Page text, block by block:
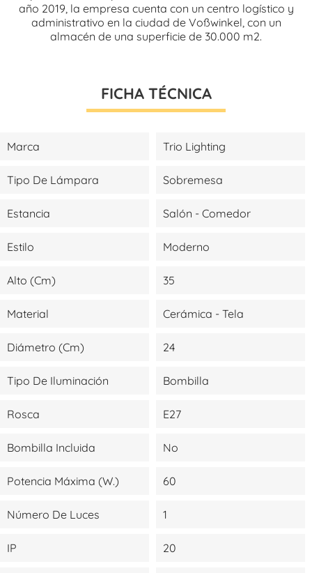
año 2019, la empresa cuenta con un centro logístico y
administrativo en la ciudad de Voßwinkel, con un
almacén de una superficie de 30.000 m2.
FICHA TÉCNICA
Marca Trio Lighting
Tipo De Lámpara Sobremesa
Estancia Salón - Comedor
Estilo Moderno
Alto (cm) 35
Material Cerámica - Tela
Diámetro (cm) 24
Tipo De Iluminación Bombilla
Rosca E27
Bombilla Incluida No
Potencia Máxima (W.) 60
Número De Luces 1
IP 20